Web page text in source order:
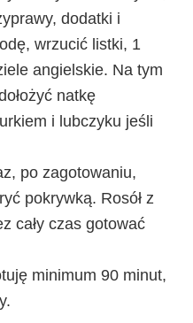
dodatki i
wrzucić listki, 1
angielskie. Na tym
natkę
i lubczyku jeśli
po zagotowaniu,
pokrywką. Rosół z
cały czas gotować
minimum 90 minut,